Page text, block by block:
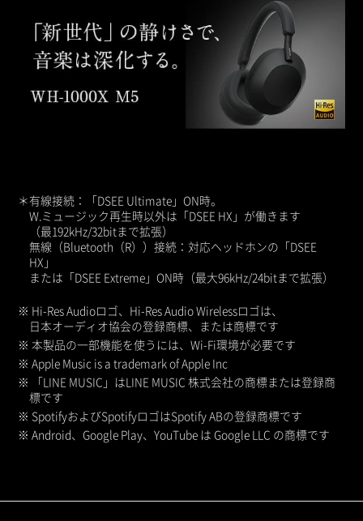
＊有線接続：「DSEE Ultimate」ON時。
W.ミュージック再生時以外は「DSEE HX」が働きます
（最192kHz/32bitまで拡張）
無線（Bluetooth（R））接続：対応ヘッドホンの「DSEE
HX」
または「DSEE Extreme」ON時（最大96kHz/24bitまで拡張）
※ Hi-Res Audioロゴ、Hi-Res Audio Wirelessロゴは、
日本オーディオ協会の登録商標、または商標です
※ 本製品の一部機能を使うには、Wi-Fi環境が必要です
※ Apple Music is a trademark of Apple Inc
※ 「LINE MUSIC」はLINE MUSIC 株式会社の商標または登録商
標です
※ SpotifyおよびSpotifyロゴはSpotify ABの登録商標です
※ Android、Google Play、YouTube は Google LLC の商標です